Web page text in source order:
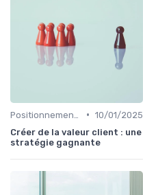
• 10/01/2025
Créer de la valeur client : une
stratégie gagnante